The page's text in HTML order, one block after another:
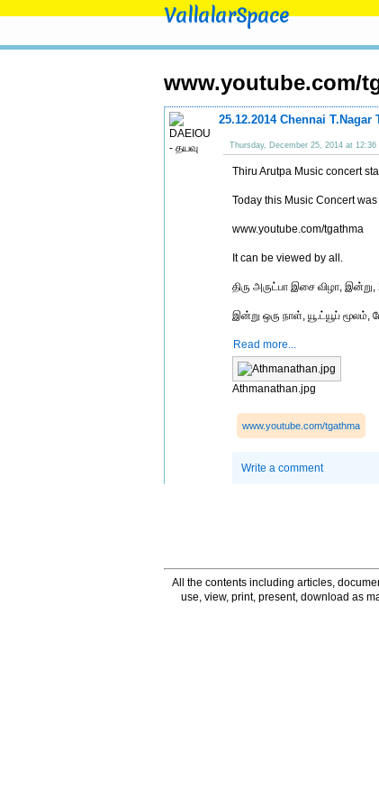
VallalarSpace
www.youtube.com/
25.12.2014 Chennai
Thursday, December 25, 2014 at 12:36
Thiru Arutpa Music concert
Today this Music Concert
www.youtube.com/tgathma
It can be viewed by all.
திரு அருட்பா இசை விழா,
இன்று ஒரு நாள், யூ.ட்யூப் மூலம்,
Read more...
Athmanathan.jpg
www.youtube.com/tgathma
Write a comment
All the contents including articles,
use, view, print, present, download as